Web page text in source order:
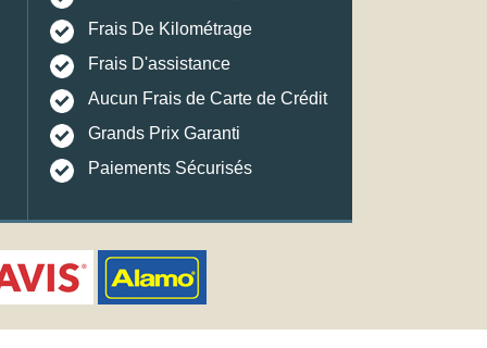
Frais De Kilométrage
Frais D'assistance
Aucun Frais de Carte de Crédit
Grands Prix Garanti
Paiements Sécurisés